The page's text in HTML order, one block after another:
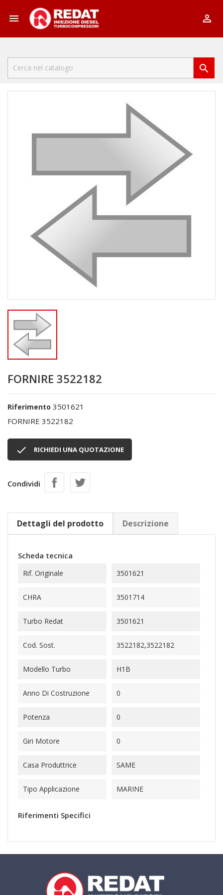
 

FORNIRE 3522182
Riferimento 3501621
FORNIRE 3522182
 RICHIEDI UNA QUOTAZIONE
Condividi
Dettagli del prodotto Descrizione
Scheda tecnica
Rif. Originale 3501621
CHRA 3501714
Turbo Redat 3501621
Cod. Sost. 3522182,3522182
Modello Turbo H1B
Anno Di Costruzione 0
Potenza 0
Giri Motore 0
Casa Produttrice SAME
Tipo Applicazione MARINE
Riferimenti Specifici